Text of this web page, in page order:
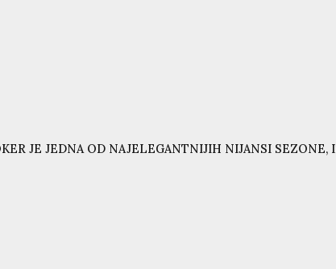
JE JEDNA OD NAJELEGANTNIJIH NIJANSI